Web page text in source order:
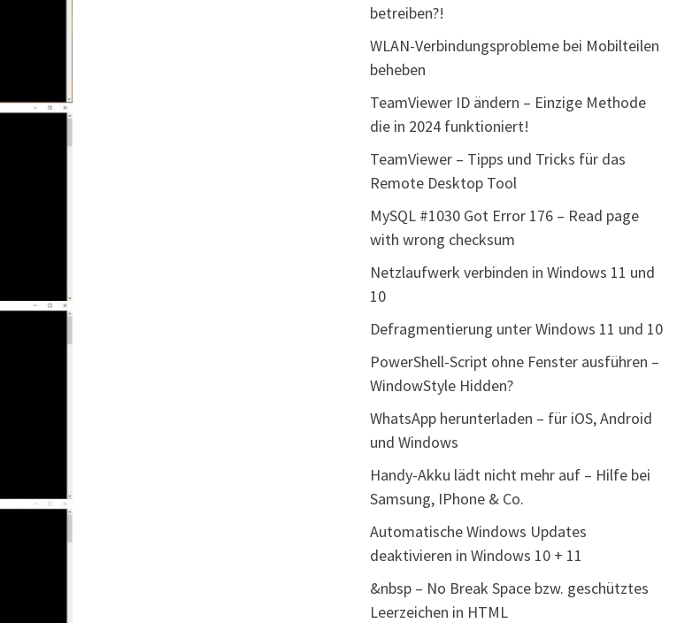
betreiben?!
WLAN-Verbindungsprobleme bei Mobilteilen
beheben
TeamViewer ID ändern – Einzige Methode
die in 2024 funktioniert!
TeamViewer – Tipps und Tricks für das
Remote Desktop Tool
MySQL #1030 Got Error 176 – Read page
with wrong checksum
Netzlaufwerk verbinden in Windows 11 und
10
Defragmentierung unter Windows 11 und 10
PowerShell-Script ohne Fenster ausführen –
WindowStyle Hidden?
WhatsApp herunterladen – für iOS, Android
und Windows
Handy-Akku lädt nicht mehr auf – Hilfe bei
Samsung, IPhone & Co.
Automatische Windows Updates
deaktivieren in Windows 10 + 11
&nbsp – No Break Space bzw. geschütztes
Leerzeichen in HTML